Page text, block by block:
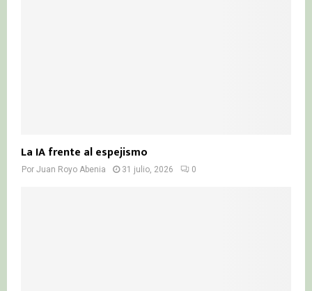
La IA frente al espejismo
Por Juan Royo Abenia 31 julio, 2026 0